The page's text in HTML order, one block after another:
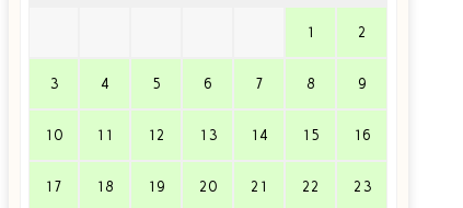
1 2
3 4 5 6 7 8 9
10 11 12 13 14 15 16
17 18 19 20 21 22 23